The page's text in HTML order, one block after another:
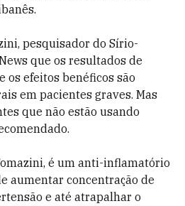
pesquisador do Sírio-
que os resultados de
os efeitos benéficos são
em pacientes graves. Mas
que não estão usando
é um anti-inflamatório
aumentar concentração de
e até atrapalhar o